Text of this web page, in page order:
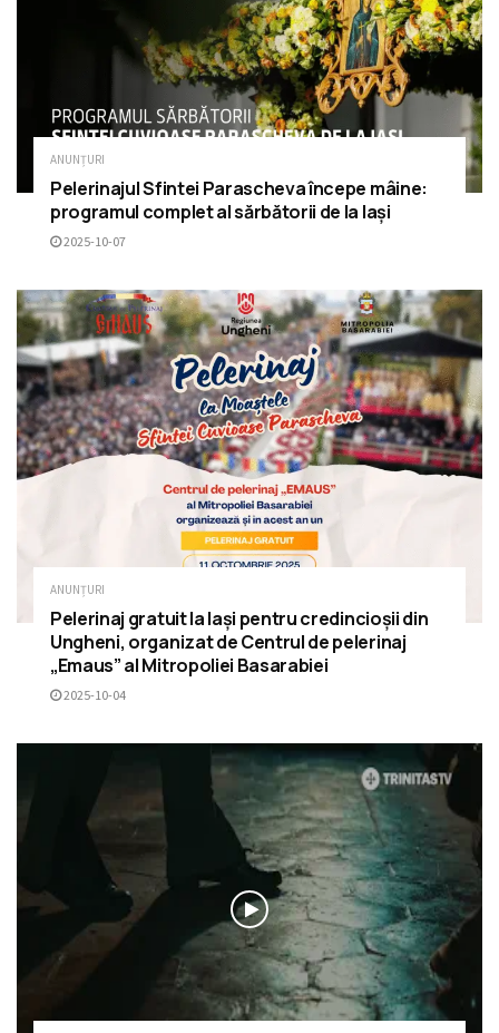
ANUNȚURI
Pelerinajul Sfintei Parascheva începe mâine:
programul complet al sărbătorii de la Iași
2025-10-07
ANUNȚURI
Pelerinaj gratuit la Iași pentru credincioșii din
Ungheni, organizat de Centrul de pelerinaj
„Emaus” al Mitropoliei Basarabiei
2025-10-04